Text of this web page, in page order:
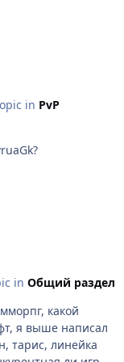
in PvP
in Общий раздел
какой
я выше написал
тарис, линейка